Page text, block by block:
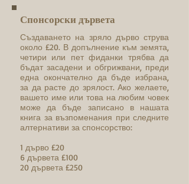
Спонсорски дървета
Създаването на зряло дърво струва
около £20. В допълнение към земята,
четири или пет фиданки трябва да
бъдат засадени и обгрижвани, преди
една окончателно да бъде избрана,
за да расте до зрялост. Ако желаете,
вашето име или това на любим човек
може да бъде записано в нашата
книга за възпоменания при следните
алтернативи за спонсорство:
1 дърво £20
6 дървета £100
20 дървета £250